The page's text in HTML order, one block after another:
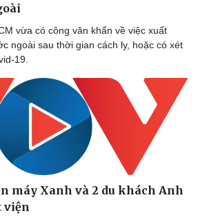
vừa có công văn khẩn về việc xuất
ngoài sau thời gian cách ly, hoặc có xét
19.
máy Xanh và 2 du khách Anh
viện